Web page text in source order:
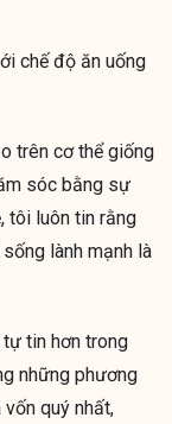
chế độ ăn uống
trên cơ thể giống
sóc bằng sự
tôi luôn tin rằng
lành mạnh là
tự tin hơn trong
những phương
quý nhất,